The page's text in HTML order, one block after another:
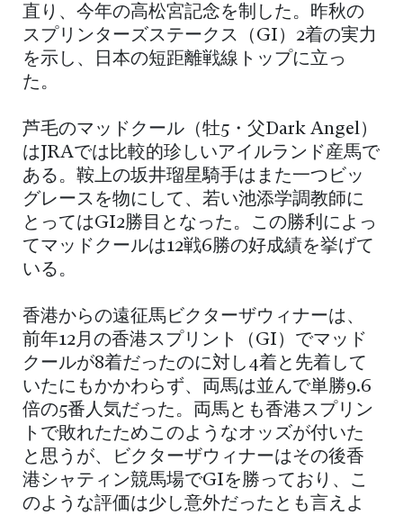
直り、今年の高松宮記念を制した。昨秋の
スプリンターズステークス（GI）2着の実力
を示し、日本の短距離戦線トップに立っ
た。
芦毛のマッドクール（牡5・父Dark Angel）
はJRAでは比較的珍しいアイルランド産馬で
ある。鞍上の坂井瑠星騎手はまた一つビッ
グレースを物にして、若い池添学調教師に
とってはGI2勝目となった。この勝利によっ
てマッドクールは12戦6勝の好成績を挙げて
いる。
香港からの遠征馬ビクターザウィナーは、
前年12月の香港スプリント（GI）でマッド
クールが8着だったのに対し4着と先着して
いたにもかかわらず、両馬は並んで単勝9.6
倍の5番人気だった。両馬とも香港スプリン
トで敗れたためこのようなオッズが付いた
と思うが、ビクターザウィナーはその後香
港シャティン競馬場でGIを勝っており、こ
のような評価は少し意外だったとも言えよ